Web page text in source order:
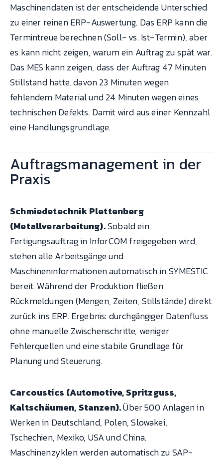
Maschinendaten ist der entscheidende Unterschied
zu einer reinen ERP-Auswertung. Das ERP kann die
Termintreue berechnen (Soll- vs. Ist-Termin), aber
es kann nicht zeigen, warum ein Auftrag zu spät war.
Das MES kann zeigen, dass der Auftrag 47 Minuten
Stillstand hatte, davon 23 Minuten wegen
fehlendem Material und 24 Minuten wegen eines
technischen Defekts. Damit wird aus einer Kennzahl
eine Handlungsgrundlage.
Auftragsmanagement in der
Praxis
Schmiedetechnik Plettenberg
(Metallverarbeitung).Sobald ein
Fertigungsauftrag in InforCOM freigegeben wird,
stehen alle Arbeitsgänge und
Maschineninformationen automatisch in SYMESTIC
bereit. Während der Produktion fließen
Rückmeldungen (Mengen, Zeiten, Stillstände) direkt
zurück ins ERP. Ergebnis: durchgängiger Datenfluss
ohne manuelle Zwischenschritte, weniger
Fehlerquellen und eine stabile Grundlage für
Planung und Steuerung.
Carcoustics (Automotive, Spritzguss,
Kaltschäumen, Stanzen).Über 500 Anlagen in
Werken in Deutschland, Polen, Slowakei,
Tschechien, Mexiko, USA und China.
Maschinenzyklen werden automatisch zu SAP-